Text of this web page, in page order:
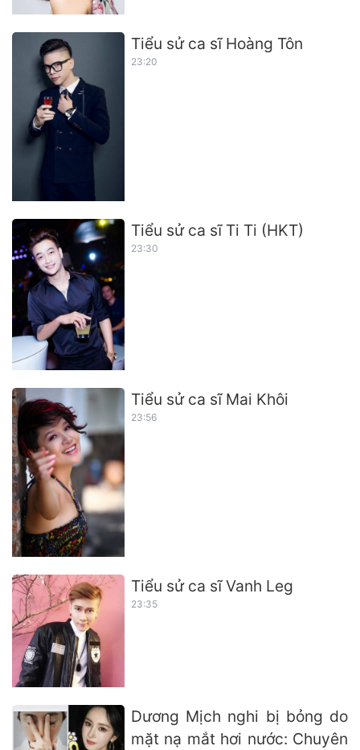
Tiểu sử ca sĩ Hoàng Tôn
23:20
Tiểu sử ca sĩ Ti Ti (HKT)
23:30
Tiểu sử ca sĩ Mai Khôi
23:56
Tiểu sử ca sĩ Vanh Leg
23:35
Dương Mịch nghi bị bỏng do
mặt nạ mắt hơi nước: Chuyên